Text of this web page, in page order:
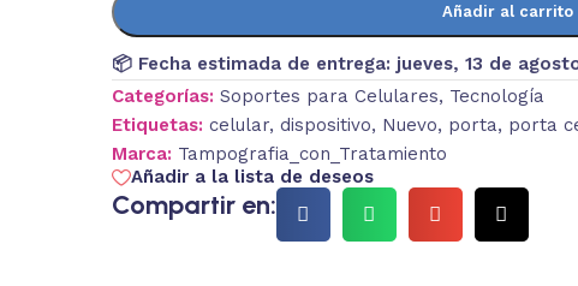
Añadir al carrito
📦 Fecha estimada de entrega: jueves, 13 de
Categorías: Soportes para Celulares, Tecnología
Etiquetas: celular, dispositivo, Nuevo, porta, porta
Marca: Tampografia_con_Tratamiento
Añadir a la lista de deseos
Compartir en: